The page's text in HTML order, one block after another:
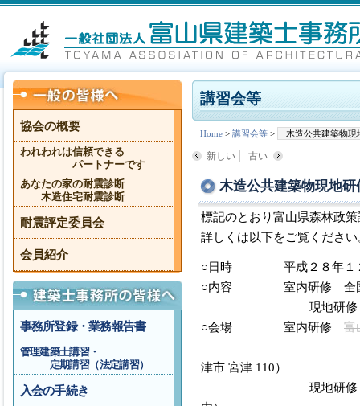
講習会等
Home > 講習会等 > 木造公共建築物現
新しい 古い
木造公共建築物現地
標記のとおり富山県森林政
詳しくは以下をご覧ください
○日時 平成２８年１２月
○内容 室内研修 全国初
現地研修 県内初と
○会場 室内研修 富
津市 宮津 110）
現地研修 西布施地
協会の概要
われわれは信頼できる
パートナーです
あなたの家の耐震診断
木造住宅耐震診断
耐震評定委員会
会員紹介
事務所登録・業務報告書
管理建築士講習・
定期講習（法定講習）
入会の手続き